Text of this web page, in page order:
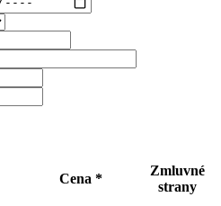
Cena *
Zmluvné
strany